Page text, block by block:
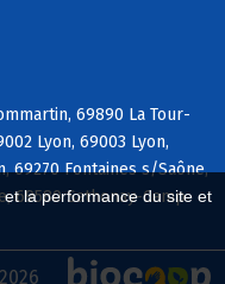
la performance du site et
69890 La Tour-
Lyon, 69003 Lyon,
69270 Fontaines s/Saône,
69580 Sathonay-Camp